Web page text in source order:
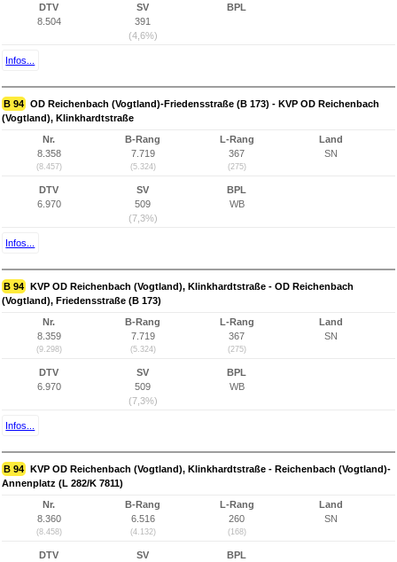
DTV
8.504
SV
391
(4,6%)
BPL
Infos...
B 94 OD Reichenbach (Vogtland)-Friedensstraße (B 173) - KVP OD Reichenbach
(Vogtland), Klinkhardtstraße
Nr.
8.358
(8.457)
B-Rang
7.719
(5.324)
L-Rang
367
(275)
Land
SN
DTV
6.970
SV
509
(7,3%)
BPL
WB
Infos...
B 94 KVP OD Reichenbach (Vogtland), Klinkhardtstraße - OD Reichenbach
(Vogtland), Friedensstraße (B 173)
Nr.
8.359
(9.298)
B-Rang
7.719
(5.324)
L-Rang
367
(275)
Land
SN
DTV
6.970
SV
509
(7,3%)
BPL
WB
Infos...
B 94 KVP OD Reichenbach (Vogtland), Klinkhardtstraße - Reichenbach (Vogtland)-
Annenplatz (L 282/K 7811)
Nr.
8.360
(8.458)
B-Rang
6.516
(4.132)
L-Rang
260
(168)
Land
SN
DTV
SV
BPL